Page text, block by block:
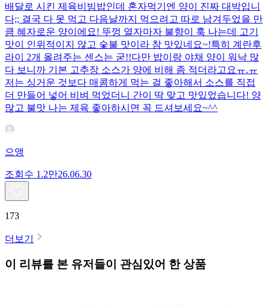
배달로 시킨 제육비빔밥인데 혼자먹기엔 양이 진짜 대박입니
다;; 결국 다 못 먹고 다음날까지 먹으려고 따로 남겨두었을 만
큼 혜자로운 양이에요! 뚜껑 열자마자 불향이 훅 나는데 고기
맛이 인위적이지 않고 숯불 맛이라 참 맛있네요~!특히 계란후
라이 2개 올려주는 센스는 굳!! ​다만 밥이랑 야채 양이 워낙 많
다 보니까 기본 고추장 소스가 양에 비해 좀 적더라고요ㅠ.ㅠ
저는 싱거운 것보다 매콤하게 먹는 걸 좋아해서 소스를 직접
더 만들어 넣어 비벼 먹었더니 간이 딱 맞고 맛있었습니다! 양
많고 불맛 나는 제육 좋아하시면 꼭 드셔보세요~^^
으앵
조회수 1.2만26.06.30
173
더보기
이 리뷰를 본 유저들이 관심있어 한 상품